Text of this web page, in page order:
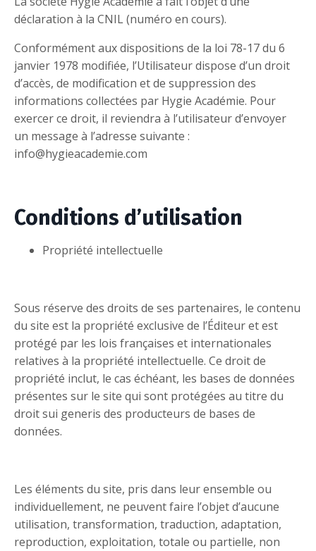
déclaration à la CNIL (numéro en cours).
Conformément aux dispositions de la loi 78-17 du 6
janvier 1978 modifiée, l’Utilisateur dispose d’un droit
d’accès, de modification et de suppression des
informations collectées par Hygie Académie. Pour
exercer ce droit, il reviendra à l’utilisateur d’envoyer
un message à l’adresse suivante :
info@hygieacademie.com
Conditions d’utilisation
Propriété intellectuelle
Sous réserve des droits de ses partenaires, le contenu
du site est la propriété exclusive de l’Éditeur et est
protégé par les lois françaises et internationales
relatives à la propriété intellectuelle. Ce droit de
propriété inclut, le cas échéant, les bases de données
présentes sur le site qui sont protégées au titre du
droit sui generis des producteurs de bases de
données.
Les éléments du site, pris dans leur ensemble ou
individuellement, ne peuvent faire l’objet d’aucune
utilisation, transformation, traduction, adaptation,
reproduction, exploitation, totale ou partielle, non